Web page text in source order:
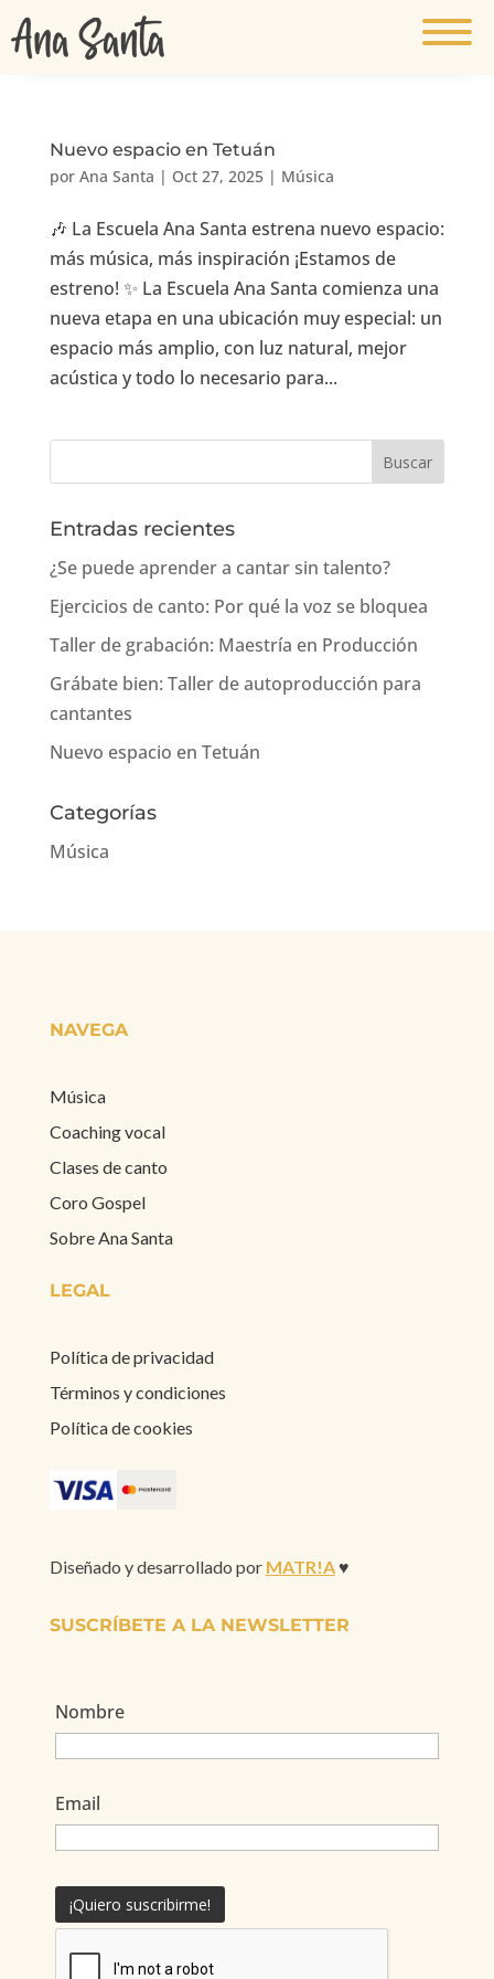
Nuevo espacio en Tetuán
por Ana Santa | Oct 27, 2025| Música
🎶 La Escuela Ana Santa estrena nuevo espacio:
más música, más inspiración ¡Estamos de
estreno! ✨ La Escuela Ana Santa comienza una
nueva etapa en una ubicación muy especial: un
espacio más amplio, con luz natural, mejor
acústica y todo lo necesario para...
Entradas recientes
¿Se puede aprender a cantar sin talento?
Ejercicios de canto: Por qué la voz se bloquea
Taller de grabación: Maestría en Producción
Grábate bien: Taller de autoproducción para
cantantes
Nuevo espacio en Tetuán
Categorías
Música
NAVEGA
Música
Coaching vocal
Clases de canto
Coro Gospel
Sobre Ana Santa
LEGAL
Política de privacidad
Términos y condiciones
Política de cookies
Diseñado y desarrollado por MATR!A♥
SUSCRÍBETE A LA NEWSLETTER
Nombre
Email